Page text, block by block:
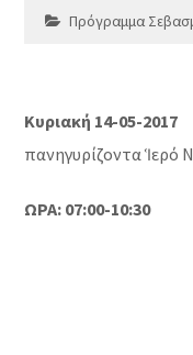
Πρόγραμμα
Κυριακή 14-05-2017
πανηγυρίζοντα Ἱερό
ΩΡΑ: 07:00-